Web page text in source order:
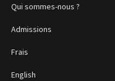
Qui sommes-nous ?
Admissions
Frais
English